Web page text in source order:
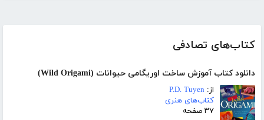
کتاب‌های تصادفی
دانلود کتاب آموزش ساخت اوریگامی حیوانات (Wild Origami)
از: P.D. Tuyen
کتاب‌های هنری
۳۷ صفحه